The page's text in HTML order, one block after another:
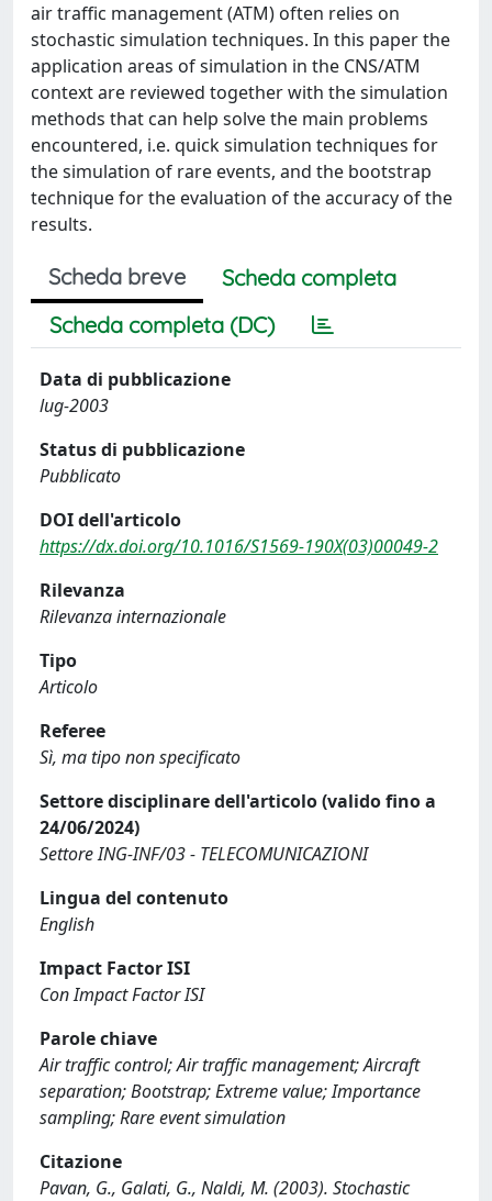
air traffic management (ATM) often relies on
stochastic simulation techniques. In this paper the
application areas of simulation in the CNS/ATM
context are reviewed together with the simulation
methods that can help solve the main problems
encountered, i.e. quick simulation techniques for
the simulation of rare events, and the bootstrap
technique for the evaluation of the accuracy of the
results.
Scheda breve
Scheda completa
Scheda completa (DC)
Data di pubblicazione
lug-2003
Status di pubblicazione
Pubblicato
DOI dell'articolo
https://dx.doi.org/10.1016/S1569-190X(03)00049-2
Rilevanza
Rilevanza internazionale
Tipo
Articolo
Referee
Sì, ma tipo non specificato
Settore disciplinare dell'articolo (valido fino a
24/06/2024)
Settore ING-INF/03 - TELECOMUNICAZIONI
Lingua del contenuto
English
Impact Factor ISI
Con Impact Factor ISI
Parole chiave
Air traffic control; Air traffic management; Aircraft
separation; Bootstrap; Extreme value; Importance
sampling; Rare event simulation
Citazione
Pavan, G., Galati, G., Naldi, M. (2003). Stochastic